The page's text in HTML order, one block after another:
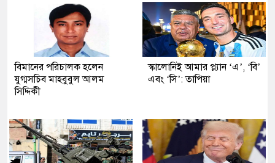
বিমানের পরিচালক হলেন
যুগ্মসচিব মাহবুবুল আলম
সিদ্দিকী
স্কালোনিই আমার প্ল্যান ‘এ’, ‘বি’
এবং ‘সি’: তাপিয়া